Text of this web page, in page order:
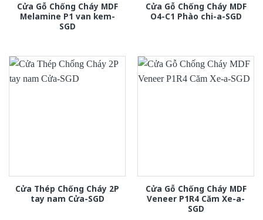
Cửa Gỗ Chống Cháy MDF
Melamine P1 van kem-
SGD
Cửa Gỗ Chống Cháy MDF
O4-C1 Phào chi-a-SGD
Cửa Thép Chống Cháy 2P
tay nam Cửa-SGD
Cửa Gỗ Chống Cháy MDF
Veneer P1R4 Căm Xe-a-
SGD